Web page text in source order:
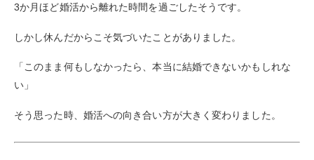
3か月ほど婚活から離れた時間を過ごしたそうです。
しかし休んだからこそ気づいたことがありました。
「このまま何もしなかったら、本当に結婚できないかもしれな
い」
そう思った時、婚活への向き合い方が大きく変わりました。